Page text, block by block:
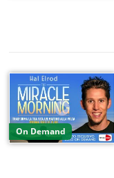
On Demand